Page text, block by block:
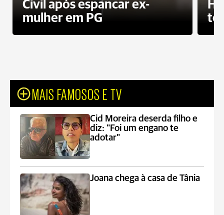
Civil após espancar ex-
mulher em PG
MAIS FAMOSOS E TV
Cid Moreira deserda filho e
diz: "Foi um engano te
adotar"
Joana chega à casa de Tânia